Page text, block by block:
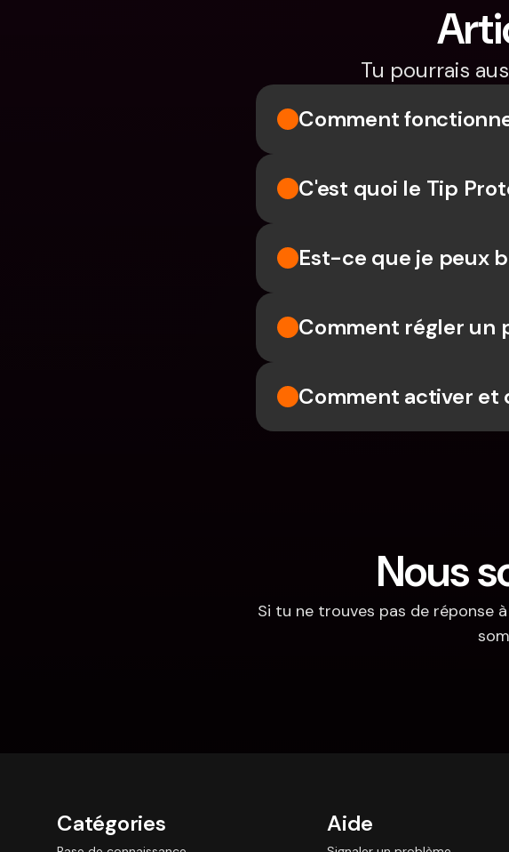
Tu pourrais
Comment
C'est quoi le Tip
Est-ce que je peux
Comment régler un
Comment activer et
Nous
Si tu ne trouves pas de réponse
Catégories Aide